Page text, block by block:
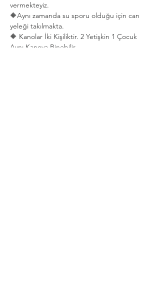
vermekteyiz.
🔶Aynı zamanda su sporu olduğu için can
yeleği takılmakta.
🔶 Kanolar İki Kişiliktir. 2 Yetişkin 1 Çocuk
Aynı Kanoya Binebilir.